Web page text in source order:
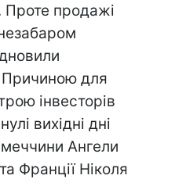
Проте продажі
Причиною для
інвесторів
вихідні дні
Ангели
Франції Ніколя